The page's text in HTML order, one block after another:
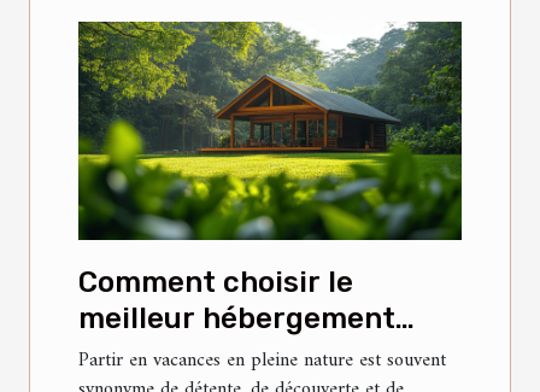
Comment choisir le
meilleur hébergement
pour vos vacances en
Partir en vacances en pleine nature est souvent